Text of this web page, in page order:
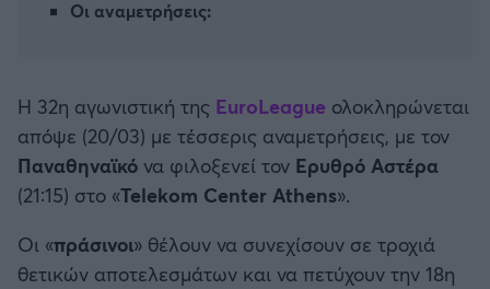
Αστέρας Τρίπολης
Μπαρτσελόνα
Οι αναμετρήσεις:
Η 32η αγωνιστική της EuroLeague ολοκληρώνεται
απόψε (20/03) με τέσσερις αναμετρήσεις, με τον
Παναθηναϊκό να φιλοξενεί τον Ερυθρό Αστέρα
(21:15) στο «Telekom Center Athens».
Οι «πράσινοι» θέλουν να συνεχίσουν σε τροχιά
θετικών αποτελεσμάτων και να πετύχουν την 18η